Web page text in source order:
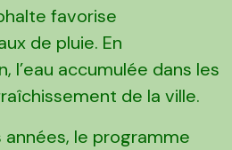
favorise
de pluie. En
l’eau accumulée dans les
de la ville.
le programme